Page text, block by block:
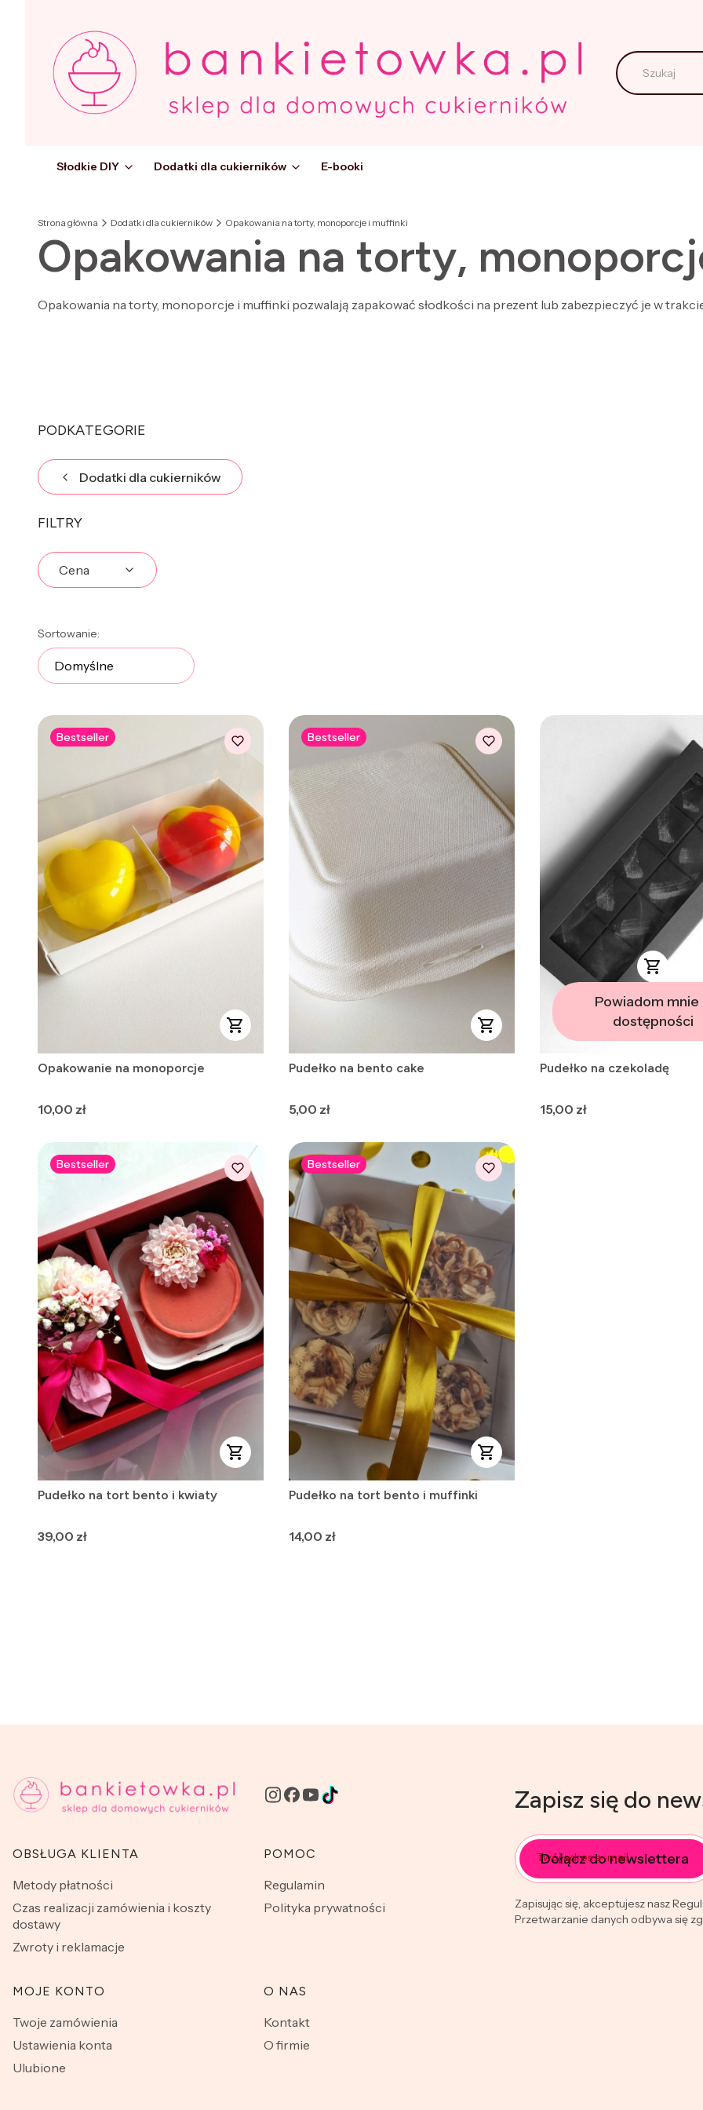
Słodkie DIY Dodatki dla cukierników E-booki
Strona główna Dodatki dla cukierników Opakowania na torty, monoporcje i muffinki
Opakowania na torty,
Opakowania na torty, monoporcje i muffinki pozwalają zapakować słodkości na prezent lub zabezpieczyć je w
PODKATEGORIE
Dodatki dla cukierników
FILTRY
Cena
Lista produktów
Sortowanie:
Domyślne
Bestseller
Opakowanie na monoporcje
Cena
10,00 zł
Bestseller
Pudełko na bento cake
Cena
5,00 zł
Powiadom mnie
dostępności
Pudełko na czekoladę
Cena
15,00 zł
Bestseller
Pudełko na tort bento i kwiaty
Cena
39,00 zł
Bestseller
Pudełko na tort bento i muffinki
Cena
14,00 zł
Linki w stopce
OBSŁUGA KLIENTA
Metody płatności
Czas realizacji zamówienia i koszty
dostawy
Zwroty i reklamacje
POMOC
Regulamin
Polityka prywatności
MOJE KONTO
Twoje zamówienia
Ustawienia konta
Ulubione
O NAS
Kontakt
O firmie
Zapisz się do
Twój adres e-mail
Dołącz do newslettera
Zapisując się, akceptujesz nasz
Przetwarzanie danych odbywa się